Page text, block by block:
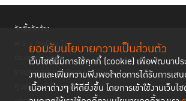
ยอมรับนโยบายความเป็นส่วนตัว
เว็บไซต์นี้มีการใช้คุกกี้ (cookie) เพื่อพัฒนาป
งานและเพิ่มความพึงพอใจต่อการได้รับการเส
เนื้อหาต่างๆ ให้ดียิ่งขึ้น โดยการเข้าใช้งานเว็บ
จัดซื้อจัดจ้าง
พ.ร.บ./ระเบียบ TIJ
ช่องทางร้องเรียน
รายงานผลการดำเนินงาน
ศูนย์ข้อมูลอิเล็กทรอนิกส์ TIJ